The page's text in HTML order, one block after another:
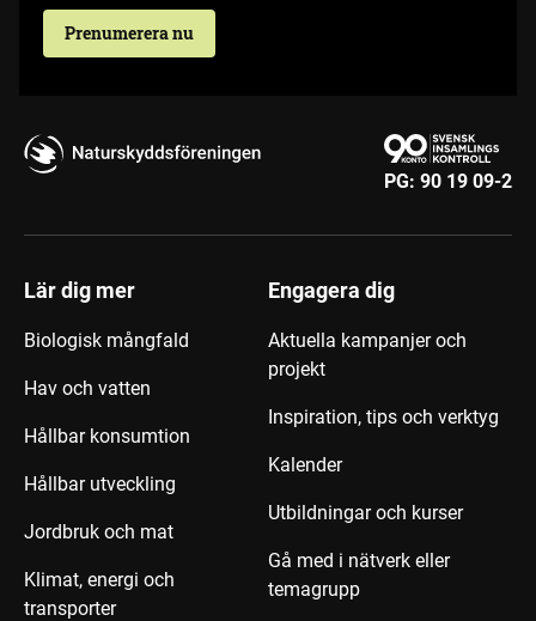
Prenumerera nu
PG: 90 19 09-2
Lär dig mer
Biologisk mångfald
Hav och vatten
Hållbar konsumtion
Hållbar utveckling
Jordbruk och mat
Klimat, energi och
transporter
Engagera dig
Aktuella kampanjer och
projekt
Inspiration, tips och verktyg
Kalender
Utbildningar och kurser
Gå med i nätverk eller
temagrupp